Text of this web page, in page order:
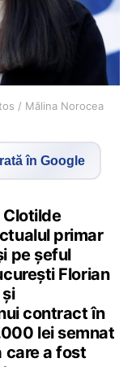
/ Mălina Norocea
în Google
Clotilde
primar
pe șeful
Florian
contract în
lei semnat
care a fost